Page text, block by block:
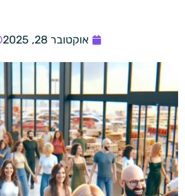
אוקטובר 28, 2025